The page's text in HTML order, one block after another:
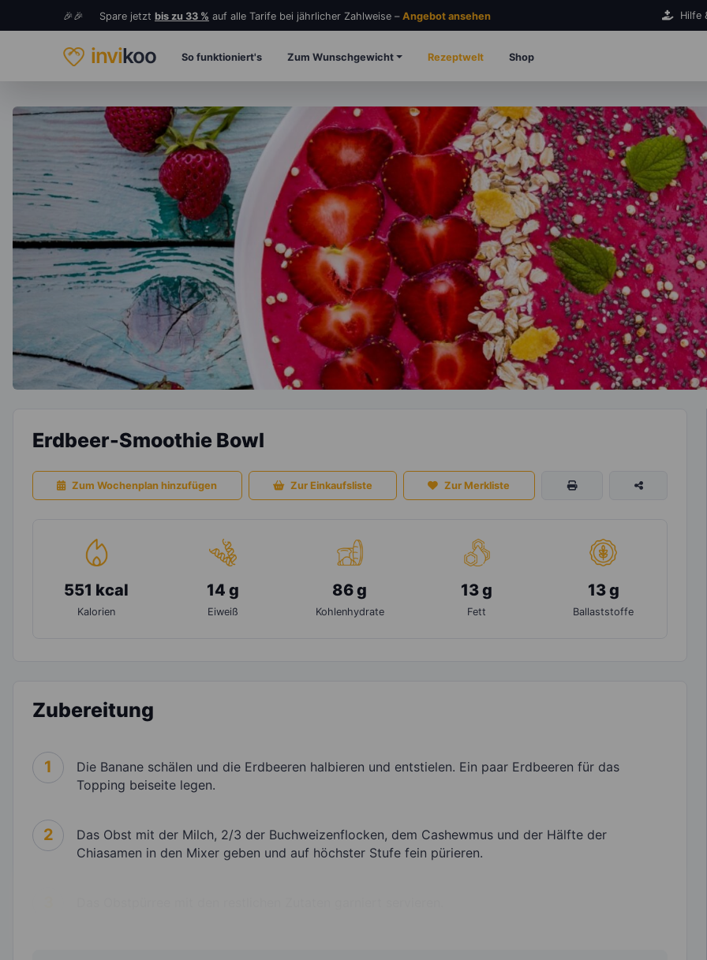
🎉🎉 Spare jetzt bis zu 33 % auf alle Tarife bei jährlicher Zahlweise – Angebot ansehen Hilfe
invikoo So funktioniert's Zum Wunschgewicht Rezeptwelt Shop
Erdbeer-Smoothie Bowl
Zum Wochenplan hinzufügen Zur Einkaufsliste Zur Merkliste
551 kcal
Kalorien
14 g
Eiweiß
86 g
Kohlenhydrate
13 g
Fett
13 g
Ballaststoffe
Zubereitung
1
Die Banane schälen und die Erdbeeren halbieren und entstielen. Ein paar Erdbeeren für das
Topping beiseite legen.
2
Das Obst mit der Milch, 2/3 der Buchweizenflocken, dem Cashewmus und der Hälfte der
Chiasamen in den Mixer geben und auf höchster Stufe fein pürieren.